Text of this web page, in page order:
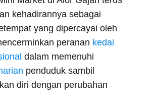
k
n
kehadirannya sebagai
yang dipercayai oleh
peranan kedai
dalam memenuhi
penduduk sambil
diri dengan perubahan